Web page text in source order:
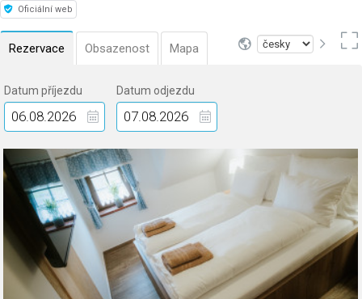
Oficiální web
Rezervace Obsazenost Mapa
Datum příjezdu Datum odjezdu